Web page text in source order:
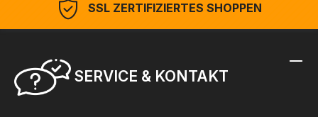
SSL ZERTIFIZIERTES SHOPPEN
SERVICE & KONTAKT